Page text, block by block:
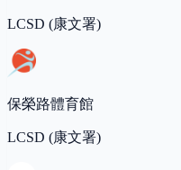
LCSD (康文署)
保榮路體育館
LCSD (康文署)